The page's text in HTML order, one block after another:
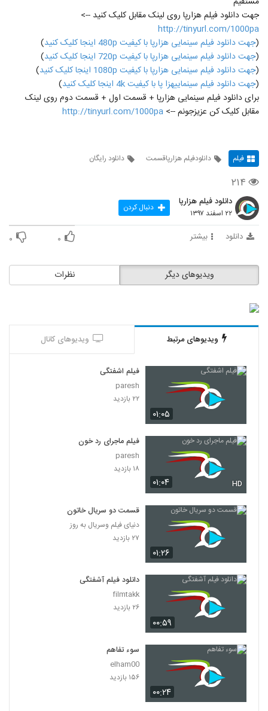
جهت دانلود فیلم هزارپا روی لینک مقابل کلیک کنید -->
http://tinyurl.com/1000pa
(جهت دانلود فیلم سینمایی هزارپا با کیفیت 480p اینجا کلیک کنید
)
(جهت دانلود فیلم سینمایی هزارپا با کیفیت 720p اینجا کلیک کنید
)
(جهت دانلود فیلم سینمایی هزارپا با کیفیت 1080p اینجا کلیک کنید
)
(جهت دانلود فیلم سینماییهزا پا با کیفیت 4k اینجا کلیک کنید
)
برای دانلود فیلم سینمایی هزارپا + قسمت اول + قسمت دوم روی لینک
مقابل کلیک کن عزیزجونم --> http://tinyurl.com/1000pa
فیلم دانلودفیلم هزارپاقسمت دانلود رایگان
۲۱۴
دانلود فیلم هزارپا
۲۲ اسفند ۱۳۹۷ دنبال کردن
دانلود بیشتر ۰ ۰
نظرات ویدیوهای دیگر
ویدیوهای مرتبط ویدیوهای کانال
۰۱:۰۵
فیلم اشفتگی
paresh
۲۲ بازدید
۰۱:۰۴ HD
فیلم ماجرای رد خون
paresh
۱۸ بازدید
۰۱:۲۶
قسمت دو سریال خاتون
دنیای فیلم وسریال به روز
۲۷ بازدید
۰۰:۵۹
دانلود فیلم آشفتگی
filmtakk
۲۶ بازدید
۰۰:۲۴
سوء تفاهم
elham00
۱۵۶ بازدید